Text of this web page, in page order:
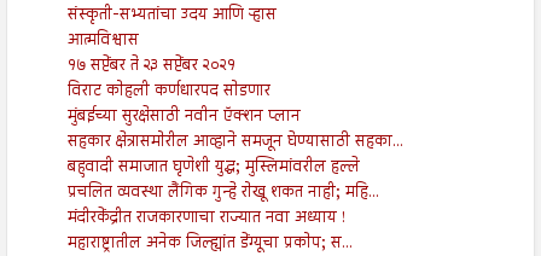
संस्कृती-सभ्यतांचा उदय आणि ऱ्हास
आत्मविश्वास
१७ सप्टेंबर ते २३ सप्टेंबर २०२१
विराट कोहली कर्णधारपद सोडणार
मुंबईच्या सुरक्षेसाठी नवीन ऍक्शन प्लान
सहकार क्षेत्रासमोरील आव्हाने समजून घेण्यासाठी सहका...
बहुवादी समाजात घृणेशी युद्ध; मुस्लिमांवरील हल्ले
प्रचलित व्यवस्था लैंगिक गुन्हे रोखू शकत नाही; महि...
मंदीरकेंद्रीत राजकारणाचा राज्यात नवा अध्याय !
महाराष्ट्रातील अनेक जिल्ह्यांत डेंग्यूचा प्रकोप; स...